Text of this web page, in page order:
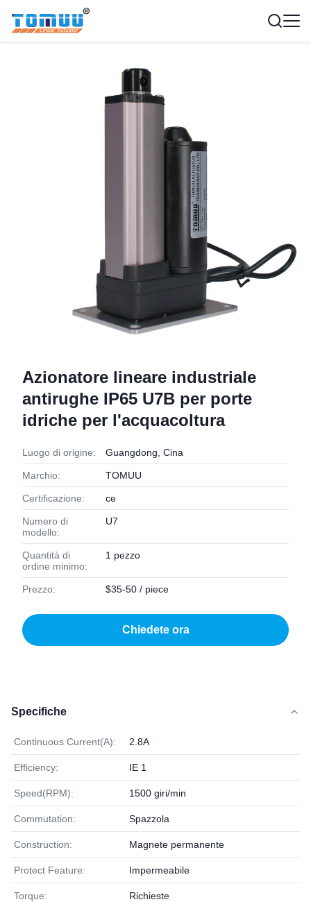
Azionatore lineare industriale
antirughe IP65 U7B per porte
idriche per l'acquacoltura
Luogo di origine: Guangdong, Cina
Marchio: TOMUU
Certificazione: ce
Numero di
modello:
U7
Quantità di
ordine minimo:
1 pezzo
Prezzo: $35-50 / piece
Chiedete ora
Specifiche
Continuous Current(A): 2.8A
Efficiency: IE 1
Speed(RPM): 1500 giri/min
Commutation: Spazzola
Construction: Magnete permanente
Protect Feature: Impermeabile
Torque: Richieste